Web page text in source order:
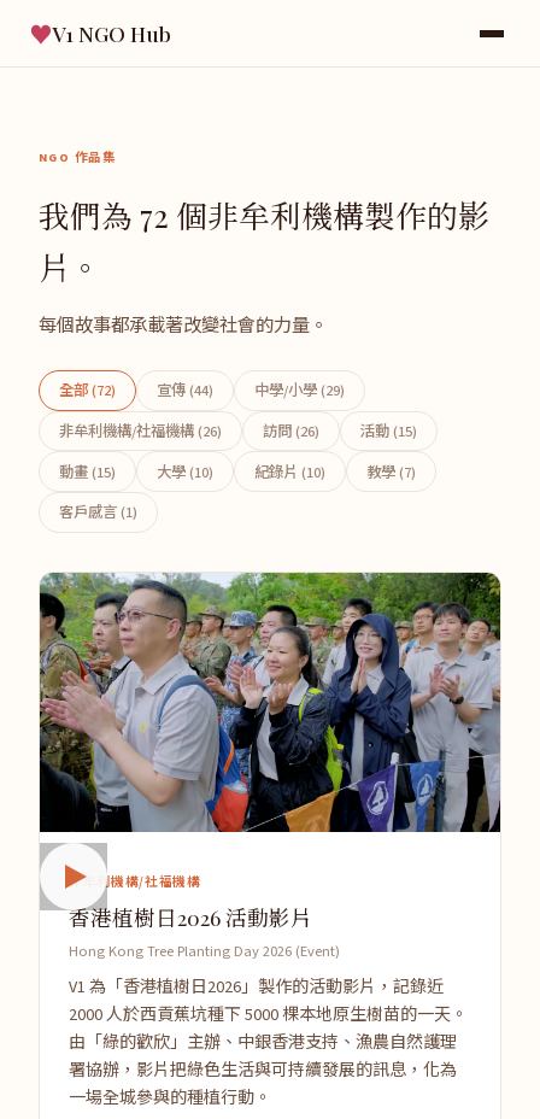
♥V1 NGO Hub
NGO 作品集
我們為 72 個非牟利機構製作的影
片。
每個故事都承載著改變社會的力量。
全部 (72) 宣傳 (44)
中學/小學 (29)
非牟利機構/社福機構 (26)
訪問 (26)
活動 (15)
動畫 (15)
大學 (10) 紀錄片 (10)
教學 (7)
客戶感言 (1)
非牟利機構/社福機構
香港植樹日2026 活動影片
Hong Kong Tree Planting Day 2026 (Event)
V1 為「香港植樹日2026」製作的活動影片，記錄近
2000 人於西貢蕉坑種下 5000 棵本地原生樹苗的一天。
由「綠的歡欣」主辦、中銀香港支持、漁農自然護理
署協辦，影片把綠色生活與可持續發展的訊息，化為
一場全城參與的種植行動。